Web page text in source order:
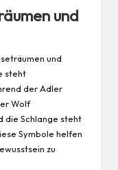
und
und
steht
der Adler
Wolf
die Schlange steht
Symbole helfen
zu